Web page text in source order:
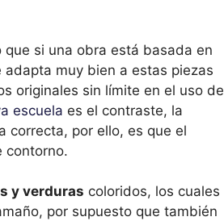
si una obra está basada en
muy bien a estas piezas
originales sin límite en el uso de
escuela es el contraste, la
correcta, por ello, es que el
contorno.
y verduras coloridos, los cuales
por supuesto que también